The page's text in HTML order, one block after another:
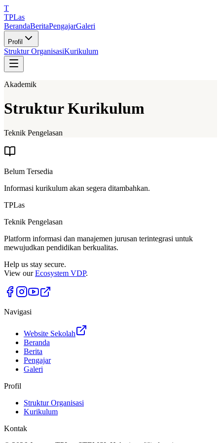
T
TPLas
BerandaBeritaPengajarGaleri
Profil
Struktur OrganisasiKurikulum
Akademik
Struktur Kurikulum
Teknik Pengelasan
Belum Tersedia
Informasi kurikulum akan segera ditambahkan.
TPLas
Teknik Pengelasan
Platform informasi dan manajemen jurusan terintegrasi untuk
mewujudkan pendidikan berkualitas.
Help us stay secure.
View our Ecosystem VDP.
Navigasi
Website Sekolah
Beranda
Berita
Pengajar
Galeri
Profil
Struktur Organisasi
Kurikulum
Kontak